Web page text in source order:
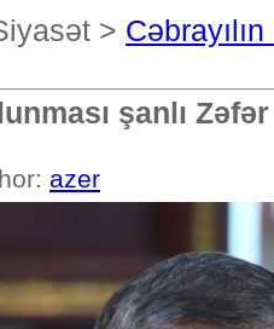
>
şanlı
azer